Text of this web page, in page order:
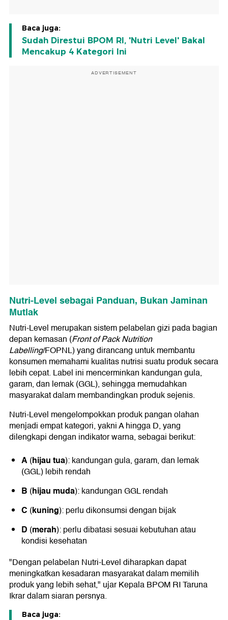
Baca juga:
Sudah Direstui BPOM RI, 'Nutri Level' Bakal
Mencakup 4 Kategori Ini
ADVERTISEMENT
Nutri-Level sebagai Panduan, Bukan Jaminan
Mutlak
Nutri-Level merupakan sistem pelabelan gizi pada bagian
depan kemasan (Front of Pack Nutrition
Labelling/FOPNL) yang dirancang untuk membantu
konsumen memahami kualitas nutrisi suatu produk secara
lebih cepat. Label ini mencerminkan kandungan gula,
garam, dan lemak (GGL), sehingga memudahkan
masyarakat dalam membandingkan produk sejenis.
Nutri-Level mengelompokkan produk pangan olahan
menjadi empat kategori, yakni A hingga D, yang
dilengkapi dengan indikator warna, sebagai berikut:
A(hijau tua): kandungan gula, garam, dan lemak
(GGL) lebih rendah
B (hijau muda): kandungan GGL rendah
C (kuning): perlu dikonsumsi dengan bijak
D (merah): perlu dibatasi sesuai kebutuhan atau
kondisi kesehatan
"Dengan pelabelan Nutri-Level diharapkan dapat
meningkatkan kesadaran masyarakat dalam memilih
produk yang lebih sehat," ujar Kepala BPOM RI Taruna
Ikrar dalam siaran persnya.
Baca juga: